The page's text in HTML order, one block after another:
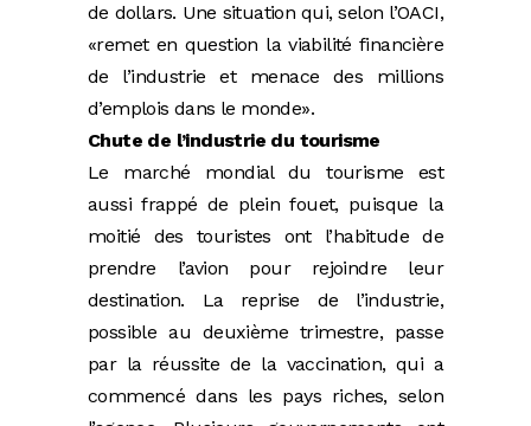
de dollars. Une situation qui, selon l’OACI,
«remet en question la viabilité financière
de l’industrie et menace des millions
d’emplois dans le monde».
Chute de l’industrie du tourisme
Le marché mondial du tourisme est
aussi frappé de plein fouet, puisque la
moitié des touristes ont l’habitude de
prendre l’avion pour rejoindre leur
destination. La reprise de l’industrie,
possible au deuxième trimestre, passe
par la réussite de la vaccination, qui a
commencé dans les pays riches, selon